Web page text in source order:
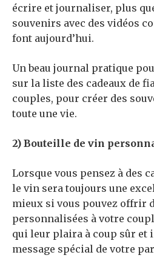
écrire et journaliser, plus
souvenirs avec des vidéos
font aujourd’hui.
Un beau journal pratique
sur la liste des cadeaux de
couples, pour créer des
toute une vie.
2) Bouteille de vin
Lorsque vous pensez à des
le vin sera toujours une
mieux si vous pouvez offrir
personnalisées à votre
qui leur plaira à coup sûr et
message spécial de votre